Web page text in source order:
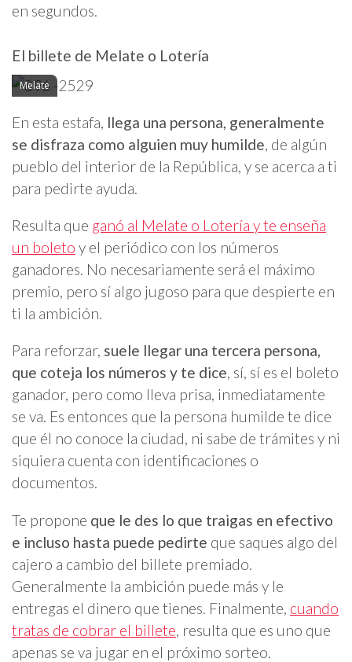
en segundos.
El billete de Melate o Lotería
Melate
En esta estafa, llega una persona, generalmente
se disfraza como alguien muy humilde, de algún
pueblo del interior de la República, y se acerca a ti
para pedirte ayuda.
Resulta que ganó al Melate o Lotería y te enseña
un boleto y el periódico con los números
ganadores. No necesariamente será el máximo
premio, pero sí algo jugoso para que despierte en
ti la ambición.
Para reforzar, suele llegar una tercera persona,
que coteja los números y te dice, sí, sí es el boleto
ganador, pero como lleva prisa, inmediatamente
se va. Es entonces que la persona humilde te dice
que él no conoce la ciudad, ni sabe de trámites y ni
siquiera cuenta con identificaciones o
documentos.
Te propone que le des lo que traigas en efectivo
e incluso hasta puede pedirte que saques algo del
cajero a cambio del billete premiado.
Generalmente la ambición puede más y le
entregas el dinero que tienes. Finalmente, cuando
tratas de cobrar el billete, resulta que es uno que
apenas se va jugar en el próximo sorteo.